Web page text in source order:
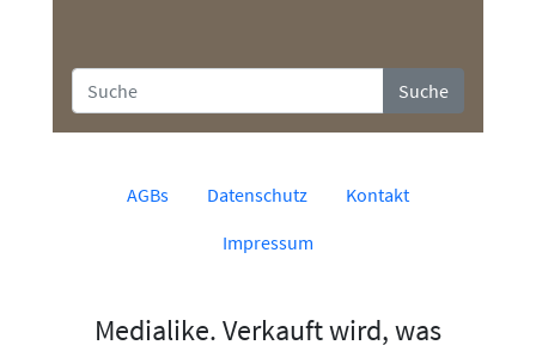
Suche
AGBs Datenschutz
Kontakt
Impressum
Medialike. Verkauft wird, was